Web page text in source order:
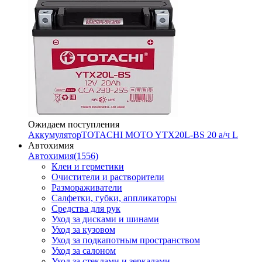
Ожидаем поступления
АккумуляторTOTACHI MOTO YTX20L-BS 20 а/ч L
Автохимия
Автохимия(1556)
Клеи и герметики
Очистители и растворители
Размораживатели
Салфетки, губки, аппликаторы
Средства для рук
Уход за дисками и шинами
Уход за кузовом
Уход за подкапотным пространством
Уход за салоном